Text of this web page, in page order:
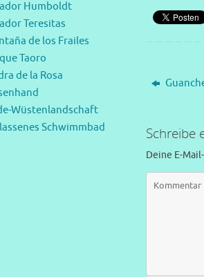
Schreibe
Deine E-
Humboldt
Teresitas
de los Frailes
Taoro
de la Rosa
Wüstenlandschaft
Schwimmbad